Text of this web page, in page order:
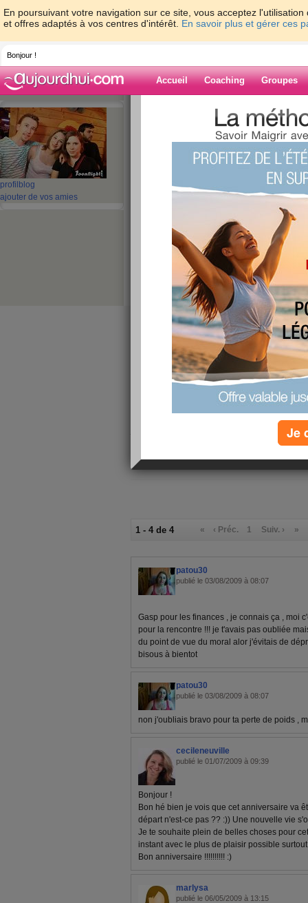
En poursuivant votre navigation sur ce site, vous acceptez
et offres adaptés à vos centres d'intérêt. En savoir plus et gérer ces
Bonjour !
Accueil Coaching Groupes
profil blog
ajouter de vos amies
> > a y es
Blog de
a y es j'ai la date
coucou les filles,
comme vous pouvez le constater je n'ai pas
un coucou,donc voilà je viens vous donnez
convovcation pour le divorce et ben sa se
dans 1 petit moment quoi alors que l'avocate
Mon regime se passe bien,je perds moins
les bras et surtout je continue le sport.
Par contre coté finace c'est pas sa du tout je
de 500euros et 1 interdit bancaire,mais je
s'arranger,sinon j'ai rencontrer quelqu'une de
je vous fais de gros baisers mes jolies et
1 - 4 de 4 « ‹ Préc. 1 Suiv. › »
patou30
publié le 03/08/2009 à 08:07
Gasp pour les finances , je connais ça , moi
pour la rencontre !!! je t'avais pas oubliée
du point de vue du moral alor j'évitais de
bisous à bientot
patou30
publié le 03/08/2009 à 08:07
non j'oubliais bravo pour ta perte de poids ,
cecileneuville
publié le 01/07/2009 à 09:39
Bonjour !
Bon hé bien je vois que cet anniversaire va
départ n'est-ce pas ?? :)) Une nouvelle vie
Je te souhaite plein de belles choses pour
instant avec le plus de plaisir possible surtout
Bon anniversaire !!!!!!!!!! :)
marlysa
publié le 06/05/2009 à 13:15
Je